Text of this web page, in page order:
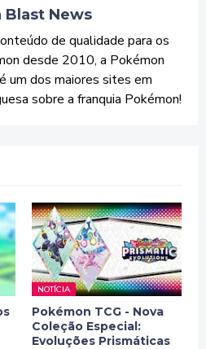
Blast News
de qualidade para os
desde 2010, a Pokémon
um dos maiores sites em
sobre a franquia Pokémon!
NOTÍCIA
Pokémon TCG - Nova
Coleção Especial:
Evoluções Prismáticas